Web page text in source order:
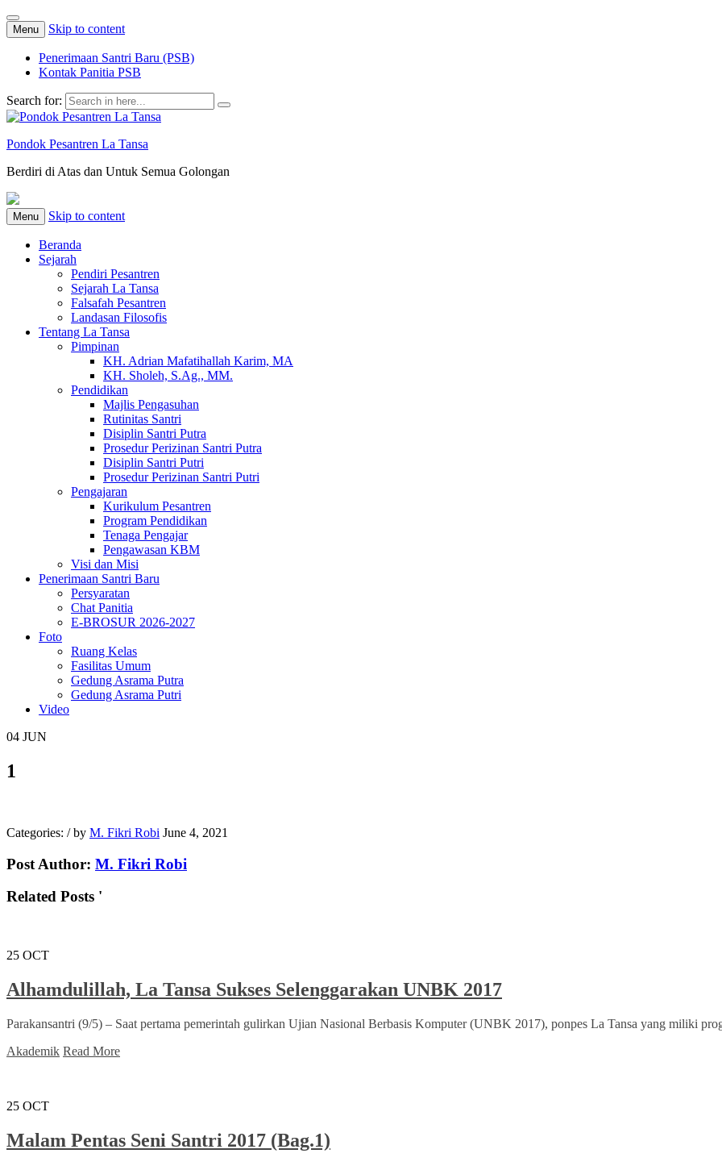
Menu Skip to content
Penerimaan Santri Baru (PSB)
Kontak Panitia PSB
Search for:
Pondok Pesantren La Tansa
Berdiri di Atas dan Untuk Semua Golongan
Menu Skip to content
Beranda
Sejarah
Pendiri Pesantren
Sejarah La Tansa
Falsafah Pesantren
Landasan Filosofis
Tentang La Tansa
Pimpinan
KH. Adrian Mafatihallah Karim, MA
KH. Sholeh, S.Ag., MM.
Pendidikan
Majlis Pengasuhan
Rutinitas Santri
Disiplin Santri Putra
Prosedur Perizinan Santri Putra
Disiplin Santri Putri
Prosedur Perizinan Santri Putri
Pengajaran
Kurikulum Pesantren
Program Pendidikan
Tenaga Pengajar
Pengawasan KBM
Visi dan Misi
Penerimaan Santri Baru
Persyaratan
Chat Panitia
E-BROSUR 2026-2027
Foto
Ruang Kelas
Fasilitas Umum
Gedung Asrama Putra
Gedung Asrama Putri
Video
04 JUN
1
Categories: /by M. Fikri Robi June 4, 2021
Post Author: M. Fikri Robi
Related Posts '
25 OCT
Alhamdulillah, La Tansa Sukses Selenggarakan UNBK 2017
Parakansantri (9/5) – Saat pertama pemerintah gulirkan Ujian Nasional Berbasis Komputer (UNBK 2017), ponpes La Tansa yang miliki
Akademik Read More
25 OCT
Malam Pentas Seni Santri 2017 (Bag.1)